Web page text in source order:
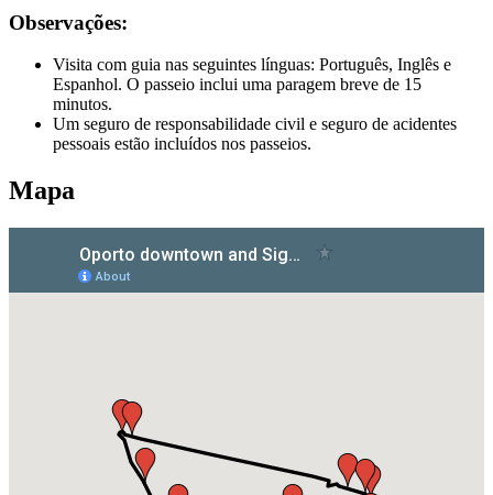
Tours Vinícolas pelo Douro de Bicicleta - Top Bike Tours
7 Dias
Observações:
Visita com guia nas seguintes línguas: Português, Inglês e
Espanhol. O passeio inclui uma paragem breve de 15
minutos.
Um seguro de responsabilidade civil e seguro de acidentes
pessoais estão incluídos nos passeios.
Mapa